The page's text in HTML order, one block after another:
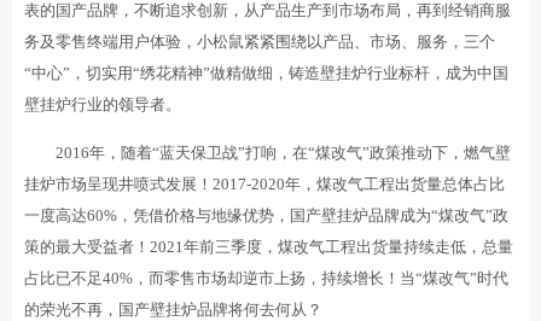
表的国产品牌，不断追求创新，从产品生产到市场布局，再到经销商服
务及零售终端用户体验，小松鼠紧紧围绕以产品、市场、服务，三个
“中心”，切实用“绣花精神”做精做细，铸造壁挂炉行业标杆，成为中国
壁挂炉行业的领导者。
2016年，随着“蓝天保卫战”打响，在“煤改气”政策推动下，燃气壁
挂炉市场呈现井喷式发展！2017-2020年，煤改气工程出货量总体占比
一度高达60%，凭借价格与地缘优势，国产壁挂炉品牌成为“煤改气”政
策的最大受益者！2021年前三季度，煤改气工程出货量持续走低，总量
占比已不足40%，而零售市场却逆市上扬，持续增长！当“煤改气”时代
的荣光不再，国产壁挂炉品牌将何去何从？